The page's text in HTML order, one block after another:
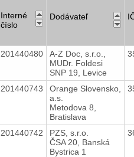
Interné
číslo
Dodávateľ
201440480
A-Z Doc, s.r.o.,
MUDr. Foldesi
SNP 19, Levice
201440743
Orange Slovensko,
a.s.
Metodova 8,
Bratislava
201440742
PZS, s.r.o.
ČSA 20, Banská
Bystrica 1